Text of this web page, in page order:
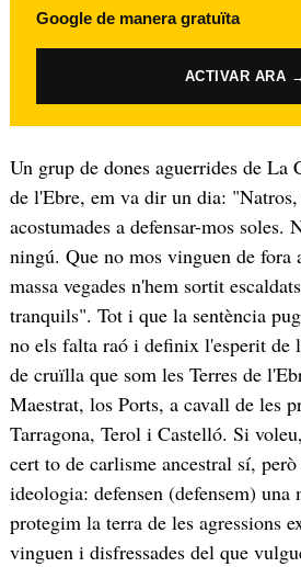
Google de manera gratuïta
ACTIVAR ARA
Un grup de dones aguerrides de La
de l'Ebre, em va dir un dia:
acostumades a defensar-mos soles.
ningú. Que no mos vinguen de fora
massa vegades n'hem sortit
tranquils". Tot i que la sentència
no els falta raó i definix l'esperit de
de cruïlla que som les Terres de
Maestrat, los Ports, a cavall de les
Tarragona, Terol i Castelló. Si
cert to de carlisme ancestral sí,
ideologia: defensen (defensem) una
protegim la terra de les agressions
vinguen i disfressades del que